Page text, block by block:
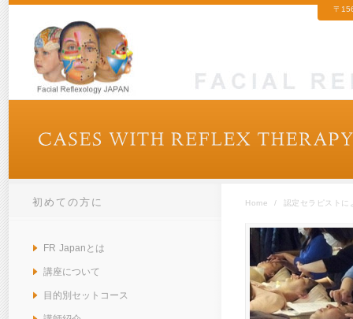
〒
Home / 認定セラピスト
初めての方に
FR Japanとは
講座について
目的別セットコース